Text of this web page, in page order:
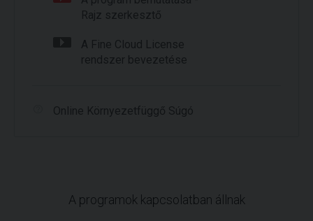
Rajz szerkesztő
A Fine Cloud License
rendszer bevezetése
Online Környezetfüggő Súgó
A programok kapcsolatban állnak